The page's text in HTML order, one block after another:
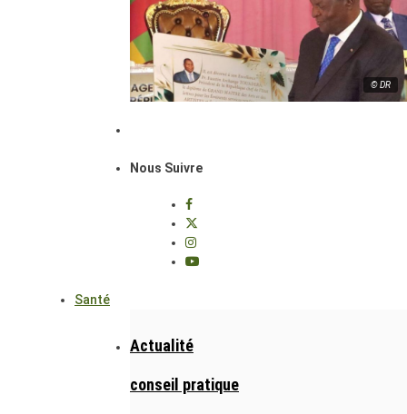
© DR
Nous Suivre
Santé
Actualité
conseil pratique